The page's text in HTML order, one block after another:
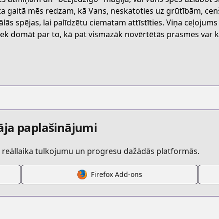
ryoushu-no-tanoshii-ryouchi-bouei
www.cdjapan.co.jp/person_name/青色まろ
gaitā mēs redzam, kā Vans, neskatoties uz grūtībām,
spējas, lai palīdzētu ciematam attīstīties. Viņa
domāt par to, kā pat vismazāk novērtētās prasmes var
paplašinājumi
reāllaika tulkojumu un progresu dažādās platformās.
Firefox Add-ons